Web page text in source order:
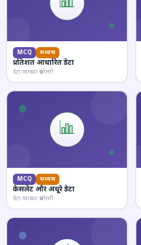
MCQ मध्यम
प्रतिशत आधारित डेटा
डेटा व्याख्या प्रश्नोत्तरी
MCQ मध्यम
केसलेट और अधूरे डेटा
डेटा व्याख्या प्रश्नोत्तरी